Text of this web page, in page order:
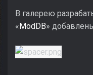
В галерею
«ModDB»